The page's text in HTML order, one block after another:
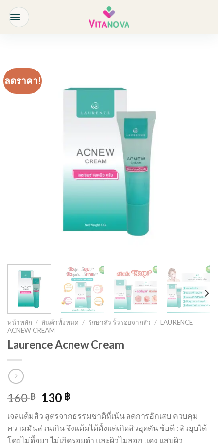
content
ลดราคา!
หน้าหลัก / สินค้าทั้งหมด / รักษาสิว ริ้วรอยจากสิว / LAURENCE
ACNEW CREAM
Laurence Acnew Cream
160฿
Original
was:
160 ฿.
130 ฿Current
is:
130 ฿.
เจลแต้มสิว สูตรจากธรรมชาติที่เน้น ลดการอักเสบ ควบคุม
ความมันส่วนเกิน จึงแต้มได้ตั้งแต่เกิดสิวอุดตัน ข้อดี : สิวยุบได้
โดยไม่ดื้อยา ไม่เกิดรอยดำ และผิวไม่ลอก แดง แสบผิว